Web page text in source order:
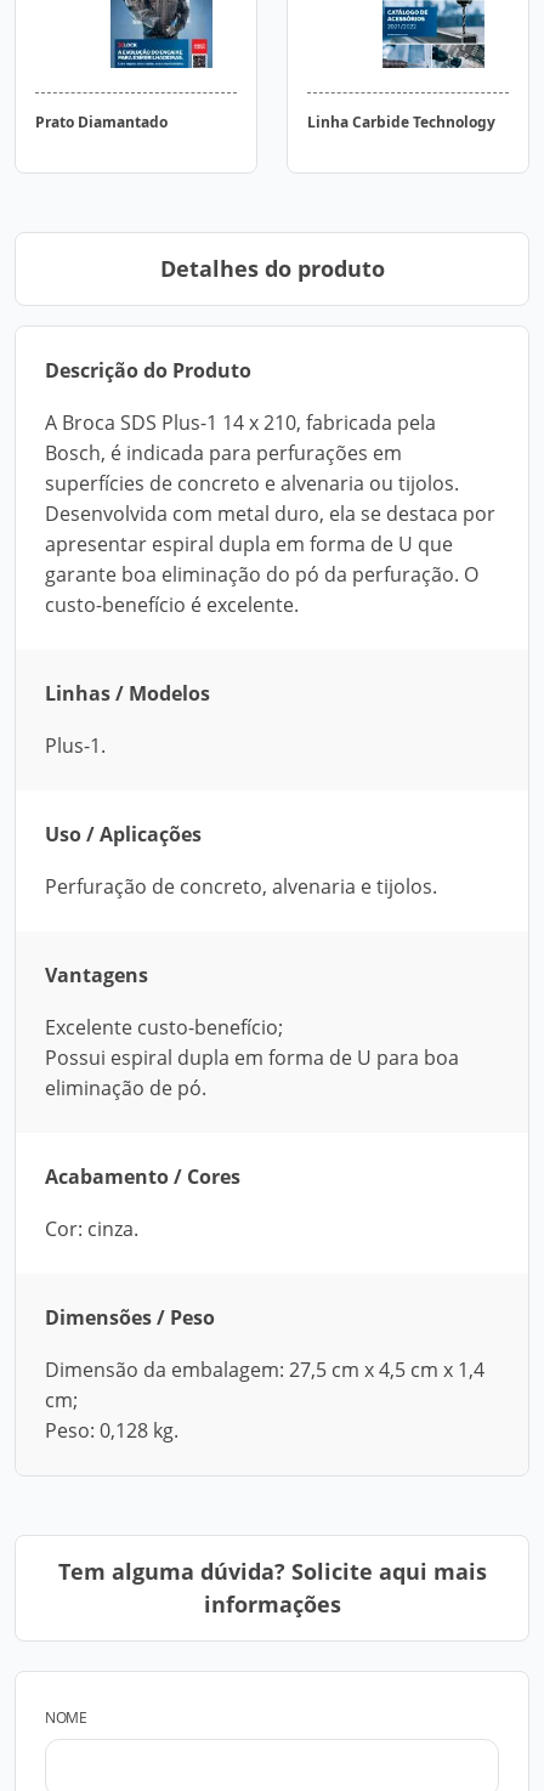
Prato Diamantado Linha Carbide Technology
Detalhes do produto
Descrição do Produto
A Broca SDS Plus-1 14 x 210, fabricada pela
Bosch, é indicada para perfurações em
superfícies de concreto e alvenaria ou tijolos.
Desenvolvida com metal duro, ela se destaca por
apresentar espiral dupla em forma de U que
garante boa eliminação do pó da perfuração. O
custo-benefício é excelente.
Linhas / Modelos
Plus-1.
Uso / Aplicações
Perfuração de concreto, alvenaria e tijolos.
Vantagens
Excelente custo-benefício;
Possui espiral dupla em forma de U para boa
eliminação de pó.
Acabamento / Cores
Cor: cinza.
Dimensões / Peso
Dimensão da embalagem: 27,5 cm x 4,5 cm x 1,4
cm;
Peso: 0,128 kg.
Tem alguma dúvida? Solicite aqui mais
informações
NOME